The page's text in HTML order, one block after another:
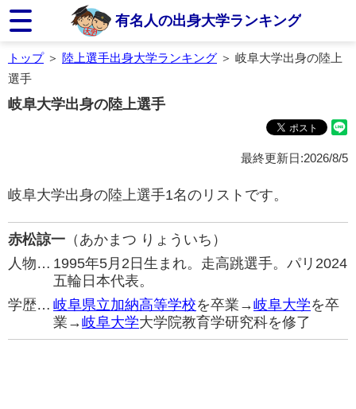
有名人の出身大学ランキング
トップ＞ 陸上選手出身大学ランキング ＞ 岐阜大学出身の陸上
選手
岐阜大学出身の陸上選手
最終更新日:2026/8/5
岐阜大学出身の陸上選手1名のリストです。
赤松諒一 （あかまつ りょういち）
人物… 1995年5月2日生まれ。走高跳選手。パリ2024
五輪日本代表。
学歴… 岐阜県立加納高等学校を卒業→岐阜大学を卒
業→岐阜大学大学院教育学研究科を修了